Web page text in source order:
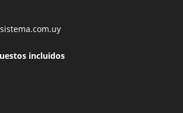
incluidos